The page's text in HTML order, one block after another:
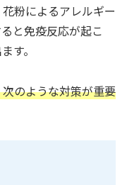
粉によるアレルギー
と免疫反応が起こ
す。
のような対策が重要